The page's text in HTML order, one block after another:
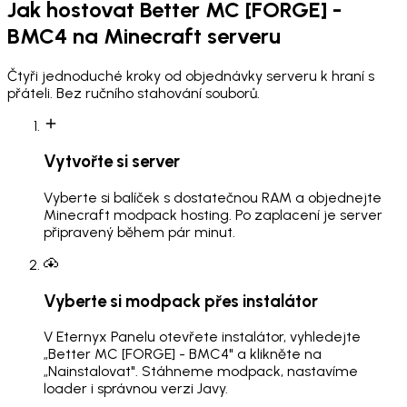
Jak hostovat Better MC [FORGE] -
BMC4 na Minecraft serveru
Čtyři jednoduché kroky od objednávky serveru k hraní s
přáteli. Bez ručního stahování souborů.
Vytvořte si server
Vyberte si balíček s dostatečnou RAM a objednejte
Minecraft modpack hosting. Po zaplacení je server
připravený během pár minut.
Vyberte si modpack přes instalátor
V Eternyx Panelu otevřete instalátor, vyhledejte
„Better MC [FORGE] - BMC4" a klikněte na
„Nainstalovat". Stáhneme modpack, nastavíme
loader i správnou verzi Javy.